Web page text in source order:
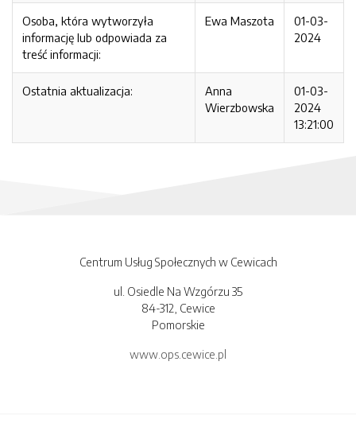
Osoba, która wytworzyła
informację lub odpowiada za
treść informacji:
Ewa Maszota
01-03-
2024
Ostatnia aktualizacja:
Anna
Wierzbowska
01-03-
2024
13:21:00
Centrum Usług Społecznych w Cewicach
ul. Osiedle Na Wzgórzu 35
84-312, Cewice
Pomorskie
www.ops.cewice.pl